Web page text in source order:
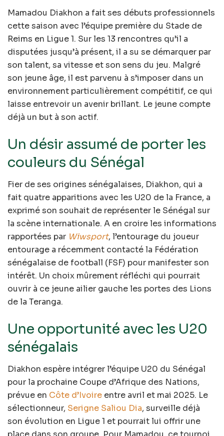
Mamadou Diakhon a fait ses débuts professionnels
cette saison avec l’équipe première du Stade de
Reims en Ligue 1. Sur les 13 rencontres qu’il a
disputées jusqu’à présent, il a su se démarquer par
son talent, sa vitesse et son sens du jeu. Malgré
son jeune âge, il est parvenu à s’imposer dans un
environnement particulièrement compétitif, ce qui
laisse entrevoir un avenir brillant. Le jeune compte
déjà un but à son actif.
Un désir assumé de porter les
couleurs du Sénégal
Fier de ses origines sénégalaises, Diakhon, qui a
fait quatre apparitions avec les U20 de la France, a
exprimé son souhait de représenter le Sénégal sur
la scène internationale. A en croire les informations
rapportées par Wiwsport, l’entourage du joueur
entourage a récemment contacté la Fédération
sénégalaise de football (FSF) pour manifester son
intérêt. Un choix mûrement réfléchi qui pourrait
ouvrir à ce jeune ailier gauche les portes des Lions
de la Teranga.
Une opportunité avec les U20
sénégalais
Diakhon espère intégrer l’équipe U20 du Sénégal
pour la prochaine Coupe d’Afrique des Nations,
prévue en Côte d’Ivoire entre avril et mai 2025. Le
sélectionneur, Serigne Saliou Dia, surveille déjà
son évolution en Ligue 1 et pourrait lui offrir une